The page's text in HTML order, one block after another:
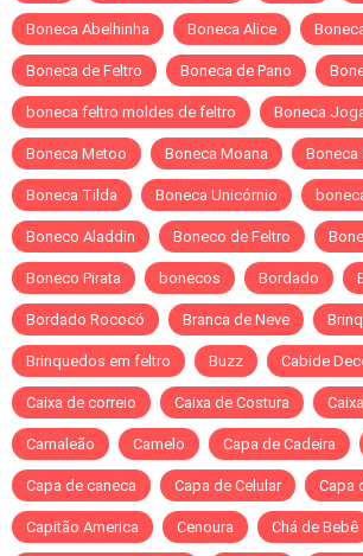
Boneca Abelhinha Boneca Alice
Boneca de Feltro Boneca de Pano
boneca feltro moldes de feltro Boneca
Boneca Metoo Boneca Moana Boneca
Boneca Tilda Boneca Unicórnio
Boneco Aladdin Boneco de Feltro
Boneco Pirata bonecos Bordado
Bordado Rococó Branca de Neve
Brinquedos em feltro Buzz Cabide
Caixa de correio Caixa de Costura
Camaleão Camelo Capa de Cadeira
Capa de caneca Capa de Celular Capa
Capitão America Cenoura Chá de Bebê